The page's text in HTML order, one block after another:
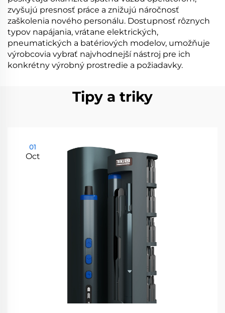
zvyšujú presnosť práce a znižujú náročnosť
zaškolenia nového personálu. Dostupnosť rôznych
typov napájania, vrátane elektrických,
pneumatických a batériových modelov, umožňuje
výrobcovia vybrať najvhodnejší nástroj pre ich
konkrétny výrobný prostredie a požiadavky.
Tipy a triky
01
Oct